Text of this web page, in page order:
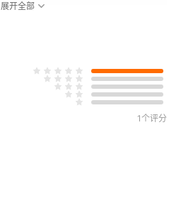
展开全部
1个评分